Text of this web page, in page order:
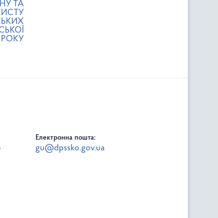
ТА
РОКУ
Електронна пошта:
gu@dpssko.gov.ua